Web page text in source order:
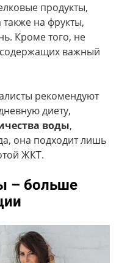
продукты,
на фрукты,
Кроме того, не
содержащих важный
рекомендуют
диету,
воды,
она подходит лишь
ЖКТ.
– больше